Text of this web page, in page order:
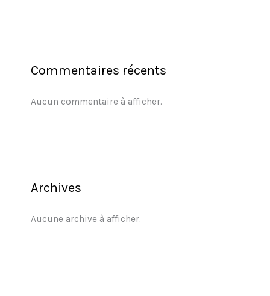
Commentaires récents
Aucun commentaire à afficher.
Archives
Aucune archive à afficher.